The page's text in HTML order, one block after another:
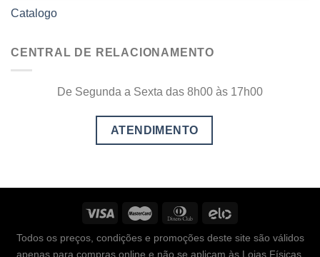
Catalogo
CENTRAL DE RELACIONAMENTO
De Segunda a Sexta das 8h00 às 17h00
Todos os preços, condições e promoções deste site são válidos
apenas para compras online e não se aplicam às Lojas Físicas.